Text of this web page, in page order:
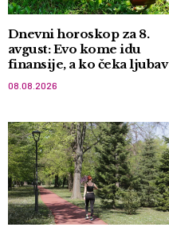
Dnevni horoskop za 8.
avgust: Evo kome idu
finansije, a ko čeka ljubav
08.08.2026